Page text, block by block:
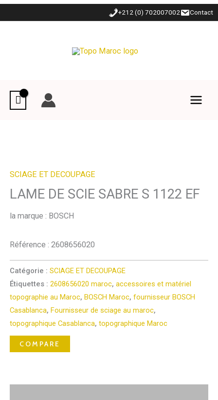
Aller
au
+212 (0) 702007002 Contact
SCIAGE ET DECOUPAGE
LAME DE SCIE SABRE S 1122 EF
la marque : BOSCH
Référence : 2608656020
Catégorie : SCIAGE ET DECOUPAGE
Étiquettes : 2608656020 maroc, accessoires et matériel
topographie au Maroc, BOSCH Maroc, fournisseur BOSCH
Casablanca, Fournisseur de sciage au maroc,
topographique Casablanca, topographique Maroc
COMPARE